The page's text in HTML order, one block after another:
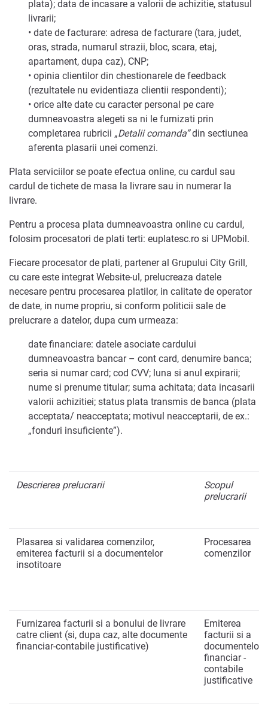
plata); data de incasare a valorii de achizitie, statusul
livrarii;
• date de facturare: adresa de facturare (tara, judet,
oras, strada, numarul strazii, bloc, scara, etaj,
apartament, dupa caz), CNP;
• opinia clientilor din chestionarele de feedback
(rezultatele nu evidentiaza clientii respondenti);
• orice alte date cu caracter personal pe care
dumneavoastra alegeti sa ni le furnizati prin
completarea rubricii „Detalii comanda”din sectiunea
aferenta plasarii unei comenzi.
Plata serviciilor se poate efectua online, cu cardul sau
cardul de tichete de masa la livrare sau in numerar la
livrare.
Pentru a procesa plata dumneavoastra online cu cardul,
folosim procesatori de plati terti: euplatesc.ro si UPMobil.
Fiecare procesator de plati, partener al Grupului City Grill,
cu care este integrat Website-ul, prelucreaza datele
necesare pentru procesarea platilor, in calitate de operator
de date, in nume propriu, si conform politicii sale de
prelucrare a datelor, dupa cum urmeaza:
date financiare: datele asociate cardului
dumneavoastra bancar – cont card, denumire banca;
seria si numar card; cod CVV; luna si anul expirarii;
nume si prenume titular; suma achitata; data incasarii
valorii achizitiei; status plata transmis de banca (plata
acceptata/ neacceptata; motivul neacceptarii, de ex.:
„fonduri insuficiente”).
Descrierea prelucrarii
Scopul
prelucrarii
Plasarea si validarea comenzilor,
emiterea facturii si a documentelor
insotitoare
Procesarea
comenzilor
Furnizarea facturii si a bonului de livrare
catre client (si, dupa caz, alte documente
financiar-contabile justificative)
Emiterea
facturii si a
documentelor
financiar -
contabile
justificative